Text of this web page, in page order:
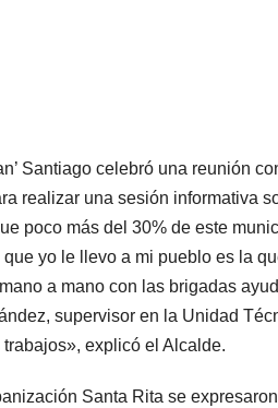
Santiago celebró una reunión
realizar una sesión informativa
poco más del 30% de este
yo le llevo a mi pueblo es la
a mano con las brigadas
supervisor en la Unidad
explicó el Alcalde.
Santa Rita se